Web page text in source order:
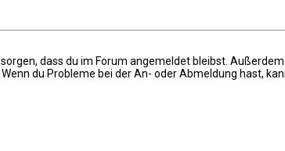
dass du im Forum angemeldet bleibst.
du Probleme bei der An- oder Abmeldung hast,